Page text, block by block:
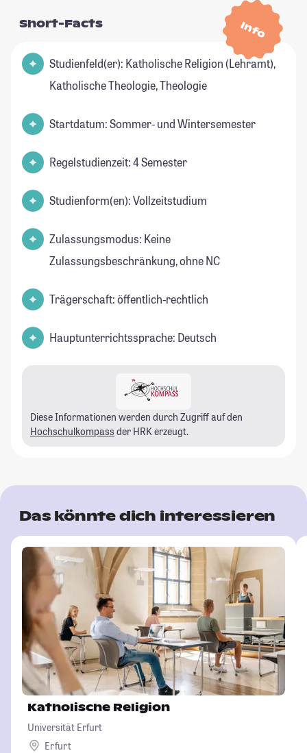
Info
Short-Facts
Studienfeld(er): Katholische Religion (Lehramt),
Katholische Theologie, Theologie
Startdatum: Sommer- und Wintersemester
Regelstudienzeit: 4 Semester
Studienform(en): Vollzeitstudium
Zulassungsmodus: Keine
Zulassungsbeschränkung, ohne NC
Trägerschaft: öffentlich-rechtlich
Hauptunterrichtssprache: Deutsch
Diese Informationen werden durch Zugriff auf den
Hochschulkompass der HRK erzeugt.
Das könnte dich interessieren
Katholische Religion
Universität Erfurt
Erfurt